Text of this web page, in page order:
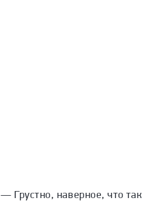
— Грустно, наверное, что